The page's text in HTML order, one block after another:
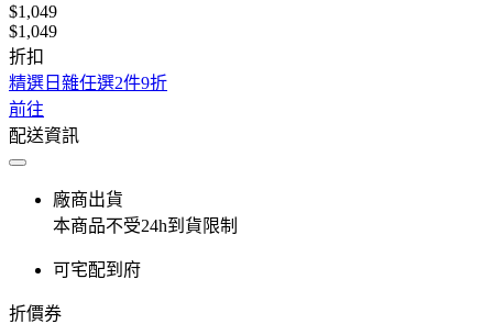
$1,049
$1,049
折扣
精選日雜任選2件9折
前往
配送資訊
廠商出貨
本商品不受24h到貨限制
可宅配到府
折價券